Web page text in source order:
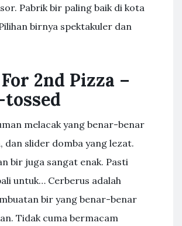
Pabrik bir paling baik di kota
birnya spektakuler dan
2nd Pizza –
melacak yang benar-benar
dan slider domba yang lezat.
bir juga sangat enak. Pasti
untuk… Cerberus adalah
bir yang benar-benar
Tidak cuma bermacam